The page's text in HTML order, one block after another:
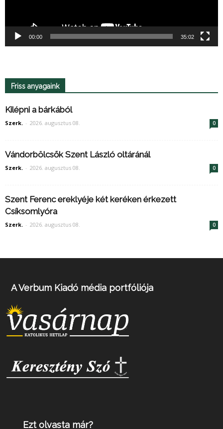
00:00 35:02
Friss anyagaink
Kilépni a bárkából
Szerk. - 2026. augusztus 08. 0
Vándorbölcsők Szent László oltáránál
Szerk. - 2026. augusztus 08. 0
Szent Ferenc ereklyéje két keréken érkezett
Csíksomlyóra
Szerk. - 2026. augusztus 08. 0
A Verbum Kiadó média portfóliója
Ezt olvasta már?